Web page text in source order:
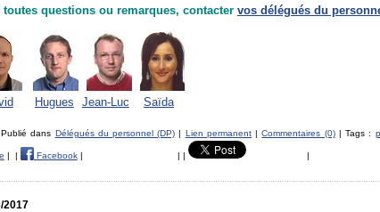
toutes questions ou remarques, contacter vos délégués du
Hugues Jean-Luc Saïda
dans Délégués du personnel (DP) | Lien permanent|Commentaires (0)| Tags :
| | Facebook| | | |
2017